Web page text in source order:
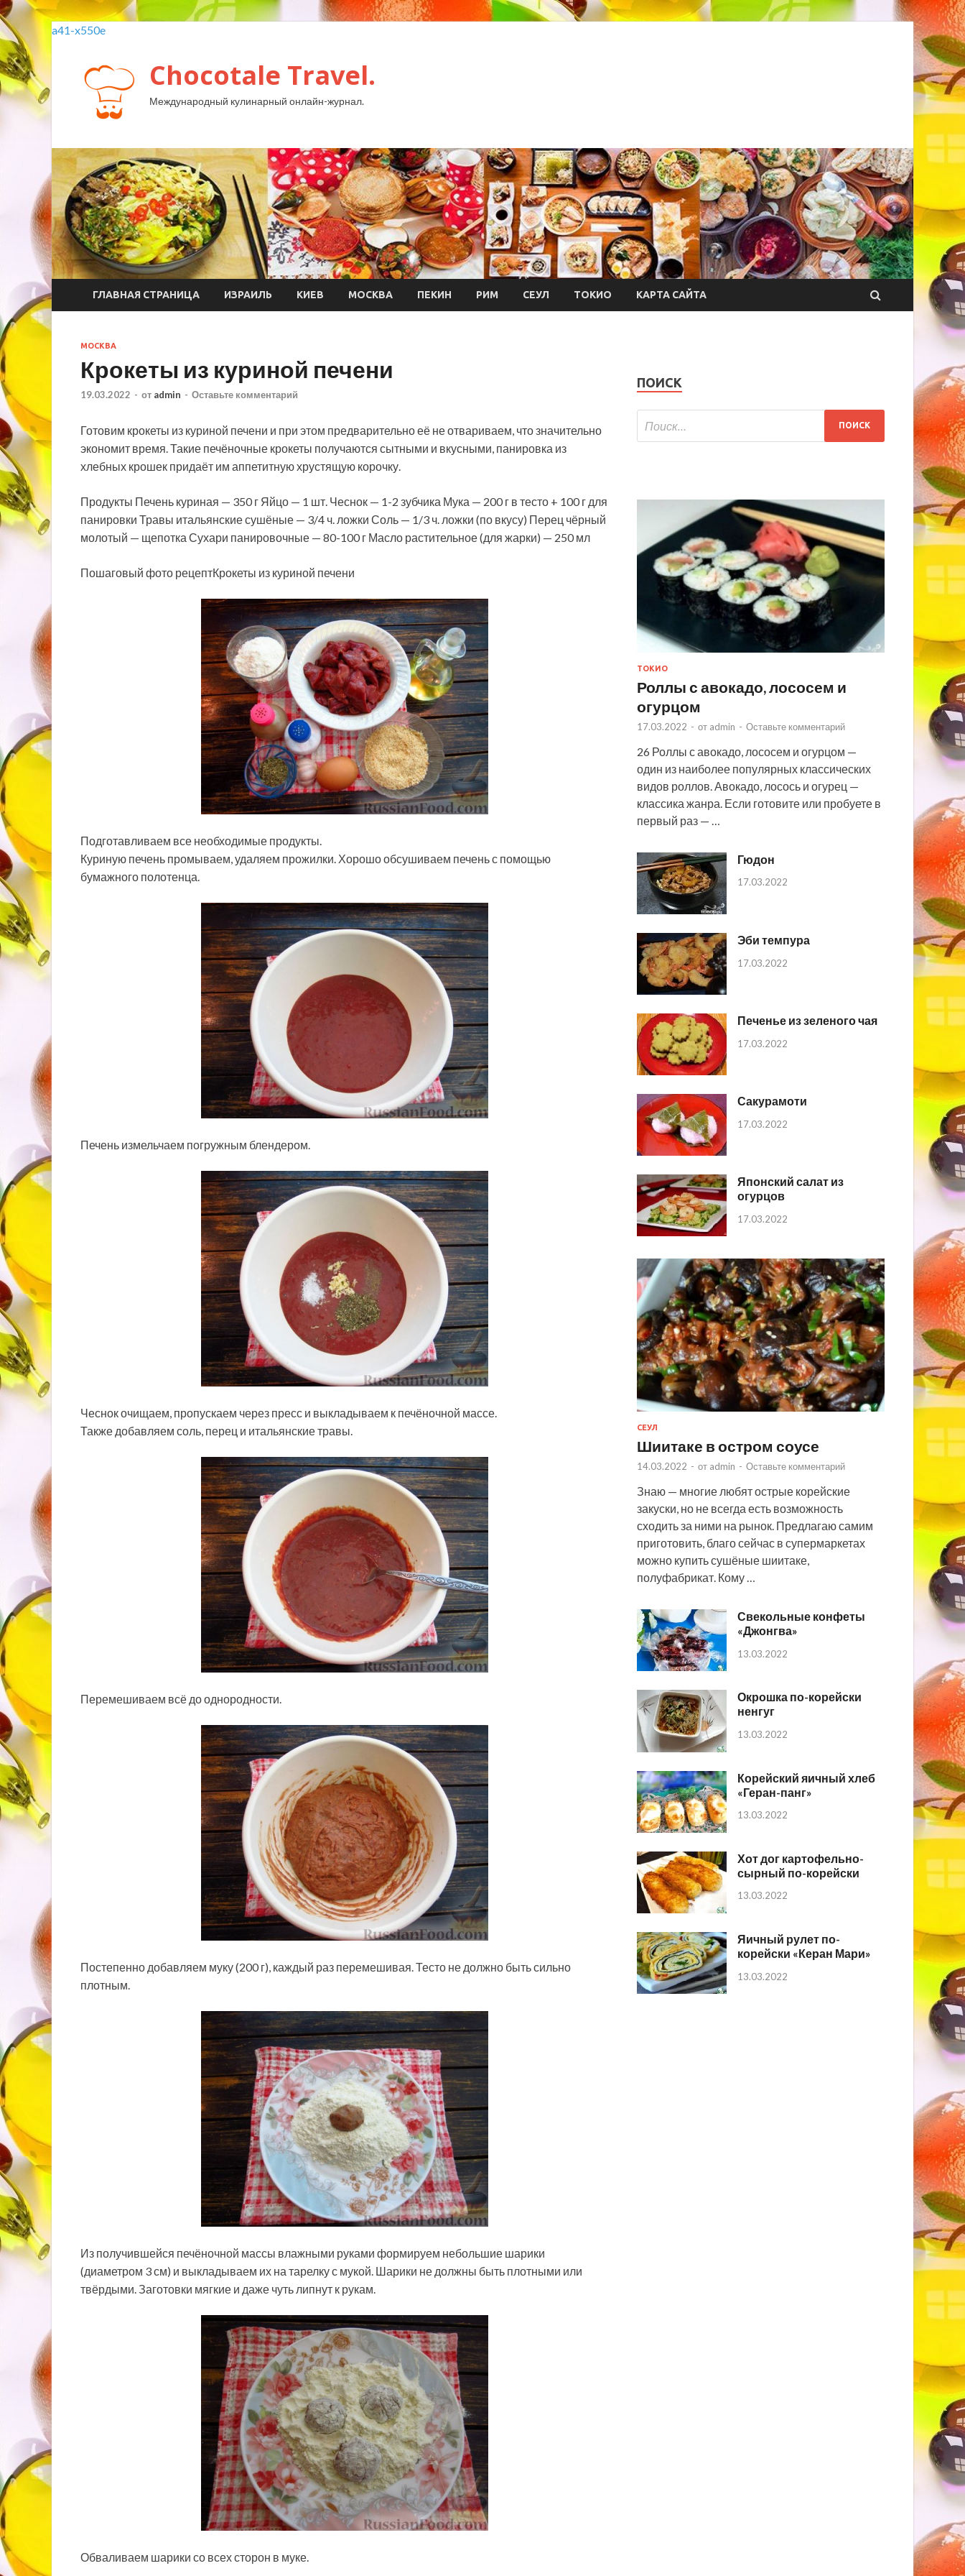
a41-x550e
Chocotale Travel.
Международный кулинарный онлайн-журнал.
ГЛАВНАЯ СТРАНИЦА ИЗРАИЛЬ КИЕВ МОСКВА ПЕКИН РИМ СЕУЛ ТОКИО КАРТА САЙТА
МОСКВА
Крокеты из куриной печени
19.03.2022 - от admin - Оставьте комментарий
Готовим крокеты из куриной печени и при этом предварительно её не отвариваем, что значительно
экономит время. Такие печёночные крокеты получаются сытными и вкусными, панировка из
хлебных крошек придаёт им аппетитную хрустящую корочку.
Продукты Печень куриная — 350 г Яйцо — 1 шт. Чеснок — 1-2 зубчика Мука — 200 г в тесто + 100 г для
панировки Травы итальянские сушёные — 3/4 ч. ложки Соль — 1/3 ч. ложки (по вкусу) Перец чёрный
молотый — щепотка Сухари панировочные — 80-100 г Масло растительное (для жарки) — 250 мл
Пошаговый фото рецептКрокеты из куриной печени
Подготавливаем все необходимые продукты.
Куриную печень промываем, удаляем прожилки. Хорошо обсушиваем печень с помощью
бумажного полотенца.
Печень измельчаем погружным блендером.
Чеснок очищаем, пропускаем через пресс и выкладываем к печёночной массе.
Также добавляем соль, перец и итальянские травы.
Перемешиваем всё до однородности.
Постепенно добавляем муку (200 г), каждый раз перемешивая. Тесто не должно быть сильно
плотным.
Из получившейся печёночной массы влажными руками формируем небольшие шарики
(диаметром 3 см) и выкладываем их на тарелку с мукой. Шарики не должны быть плотными или
твёрдыми. Заготовки мягкие и даже чуть липнут к рукам.
Обваливаем шарики со всех сторон в муке.
ПОИСК
ТОКИО
Роллы с авокадо, лососем и
огурцом
17.03.2022 - от admin - Оставьте комментарий
26 Роллы с авокадо, лососем и огурцом —
один из наиболее популярных классических
видов роллов. Авокадо, лосось и огурец —
классика жанра. Если готовите или пробуете в
первый раз — …
Гюдон
17.03.2022
Эби темпура
17.03.2022
Печенье из зеленого чая
17.03.2022
Сакурамоти
17.03.2022
Японский салат из
огурцов
17.03.2022
СЕУЛ
Шиитаке в остром соусе
14.03.2022 - от admin - Оставьте комментарий
Знаю — многие любят острые корейские
закуски, но не всегда есть возможность
сходить за ними на рынок. Предлагаю самим
приготовить, благо сейчас в супермаркетах
можно купить сушёные шиитаке,
полуфабрикат. Кому …
Свекольные конфеты
«Джонгва»
13.03.2022
Окрошка по-корейски
ненгуг
13.03.2022
Корейский яичный хлеб
«Геран-панг»
13.03.2022
Хот дог картофельно-
сырный по-корейски
13.03.2022
Яичный рулет по-
корейски «Керан Мари»
13.03.2022